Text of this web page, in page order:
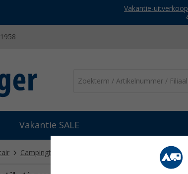
Vakantie-
Vakantie SALE
Campingtoiletten Toiletventilatie & accessoires